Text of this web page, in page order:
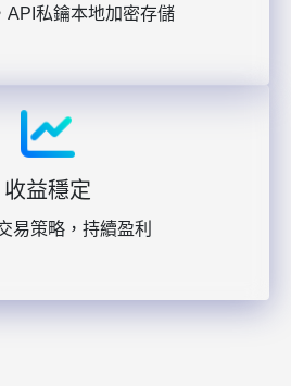
API私鑰本地加密存儲
收益穩定
易策略，持續盈利